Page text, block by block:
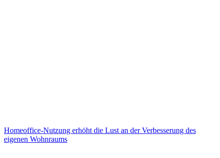
Homeoffice-Nutzung erhöht die Lust an der Verbesserung des
eigenen Wohnraums